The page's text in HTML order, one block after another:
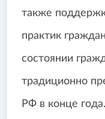
также
практик
состоянии
традиционно
РФ в конце